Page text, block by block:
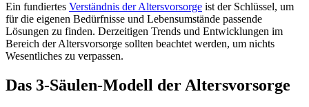
Ein fundiertes Verständnis der Altersvorsorge ist der Schlüssel, um
für die eigenen Bedürfnisse und Lebensumstände passende
Lösungen zu finden. Derzeitigen Trends und Entwicklungen im
Bereich der Altersvorsorge sollten beachtet werden, um nichts
Wesentliches zu verpassen.
Das 3-Säulen-Modell der Altersvorsorge